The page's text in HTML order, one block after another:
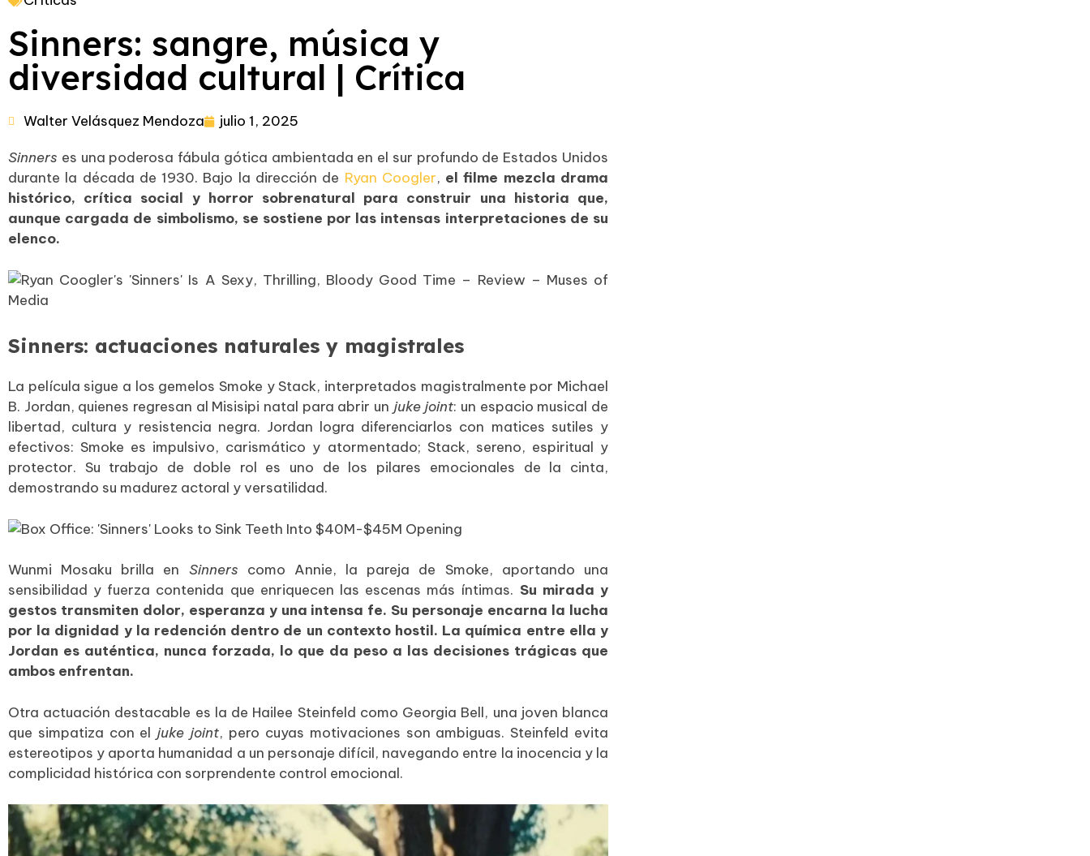
Sinners: sangre, música y
diversidad cultural | Crítica
Walter Velásquez Mendoza julio 1, 2025
Sinners es una poderosa fábula gótica ambientada en el sur profundo de Estados Unidos
durante la década de 1930. Bajo la dirección de Ryan Coogler, el filme mezcla drama
histórico, crítica social y horror sobrenatural para construir una historia que,
aunque cargada de simbolismo, se sostiene por las intensas interpretaciones de su
elenco.
Sinners: actuaciones naturales y magistrales
La película sigue a los gemelos Smoke y Stack, interpretados magistralmente por Michael
B. Jordan, quienes regresan al Misisipi natal para abrir un juke joint: un espacio musical de
libertad, cultura y resistencia negra. Jordan logra diferenciarlos con matices sutiles y
efectivos: Smoke es impulsivo, carismático y atormentado; Stack, sereno, espiritual y
protector. Su trabajo de doble rol es uno de los pilares emocionales de la cinta,
demostrando su madurez actoral y versatilidad.
Wunmi Mosaku brilla en Sinners como Annie, la pareja de Smoke, aportando una
sensibilidad y fuerza contenida que enriquecen las escenas más íntimas. Su mirada y
gestos transmiten dolor, esperanza y una intensa fe. Su personaje encarna la lucha
por la dignidad y la redención dentro de un contexto hostil. La química entre ella y
Jordan es auténtica, nunca forzada, lo que da peso a las decisiones trágicas que
ambos enfrentan.
Otra actuación destacable es la de Hailee Steinfeld como Georgia Bell, una joven blanca
que simpatiza con el juke joint, pero cuyas motivaciones son ambiguas. Steinfeld evita
estereotipos y aporta humanidad a un personaje difícil, navegando entre la inocencia y la
complicidad histórica con sorprendente control emocional.